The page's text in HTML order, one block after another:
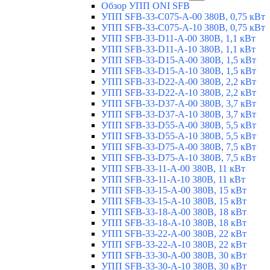
Обзор УПП ONI SFB
УПП SFB-33-C075-A-00 380В, 0,75 кВт
УПП SFB-33-C075-A-10 380В, 0,75 кВт
УПП SFB-33-D11-A-00 380В, 1,1 кВт
УПП SFB-33-D11-A-10 380В, 1,1 кВт
УПП SFB-33-D15-A-00 380В, 1,5 кВт
УПП SFB-33-D15-A-10 380В, 1,5 кВт
УПП SFB-33-D22-A-00 380В, 2,2 кВт
УПП SFB-33-D22-A-10 380В, 2,2 кВт
УПП SFB-33-D37-A-00 380В, 3,7 кВт
УПП SFB-33-D37-A-10 380В, 3,7 кВт
УПП SFB-33-D55-A-00 380В, 5,5 кВт
УПП SFB-33-D55-A-10 380В, 5,5 кВт
УПП SFB-33-D75-A-00 380В, 7,5 кВт
УПП SFB-33-D75-A-10 380В, 7,5 кВт
УПП SFB-33-11-A-00 380В, 11 кВт
УПП SFB-33-11-A-10 380В, 11 кВт
УПП SFB-33-15-A-00 380В, 15 кВт
УПП SFB-33-15-A-10 380В, 15 кВт
УПП SFB-33-18-A-00 380В, 18 кВт
УПП SFB-33-18-A-10 380В, 18 кВт
УПП SFB-33-22-A-00 380В, 22 кВт
УПП SFB-33-22-A-10 380В, 22 кВт
УПП SFB-33-30-A-00 380В, 30 кВт
УПП SFB-33-30-A-10 380В, 30 кВт